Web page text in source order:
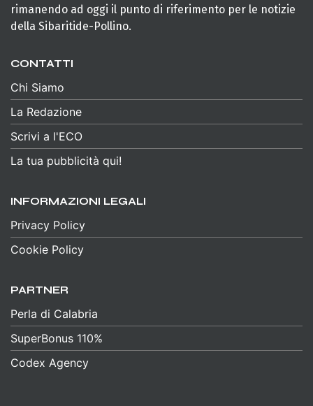
rimanendo ad oggi il punto di riferimento per le notizie
della Sibaritide-Pollino.
CONTATTI
Chi Siamo
La Redazione
Scrivi a l'ECO
La tua pubblicità qui!
INFORMAZIONI LEGALI
Privacy Policy
Cookie Policy
PARTNER
Perla di Calabria
SuperBonus 110%
Codex Agency